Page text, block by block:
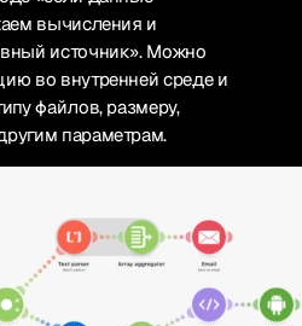
вычисления и
источник». Можно
во внутренней среде и
файлов, размеру,
параметрам.